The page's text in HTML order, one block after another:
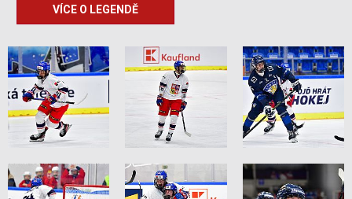
VÍCE O LEGENDĚ